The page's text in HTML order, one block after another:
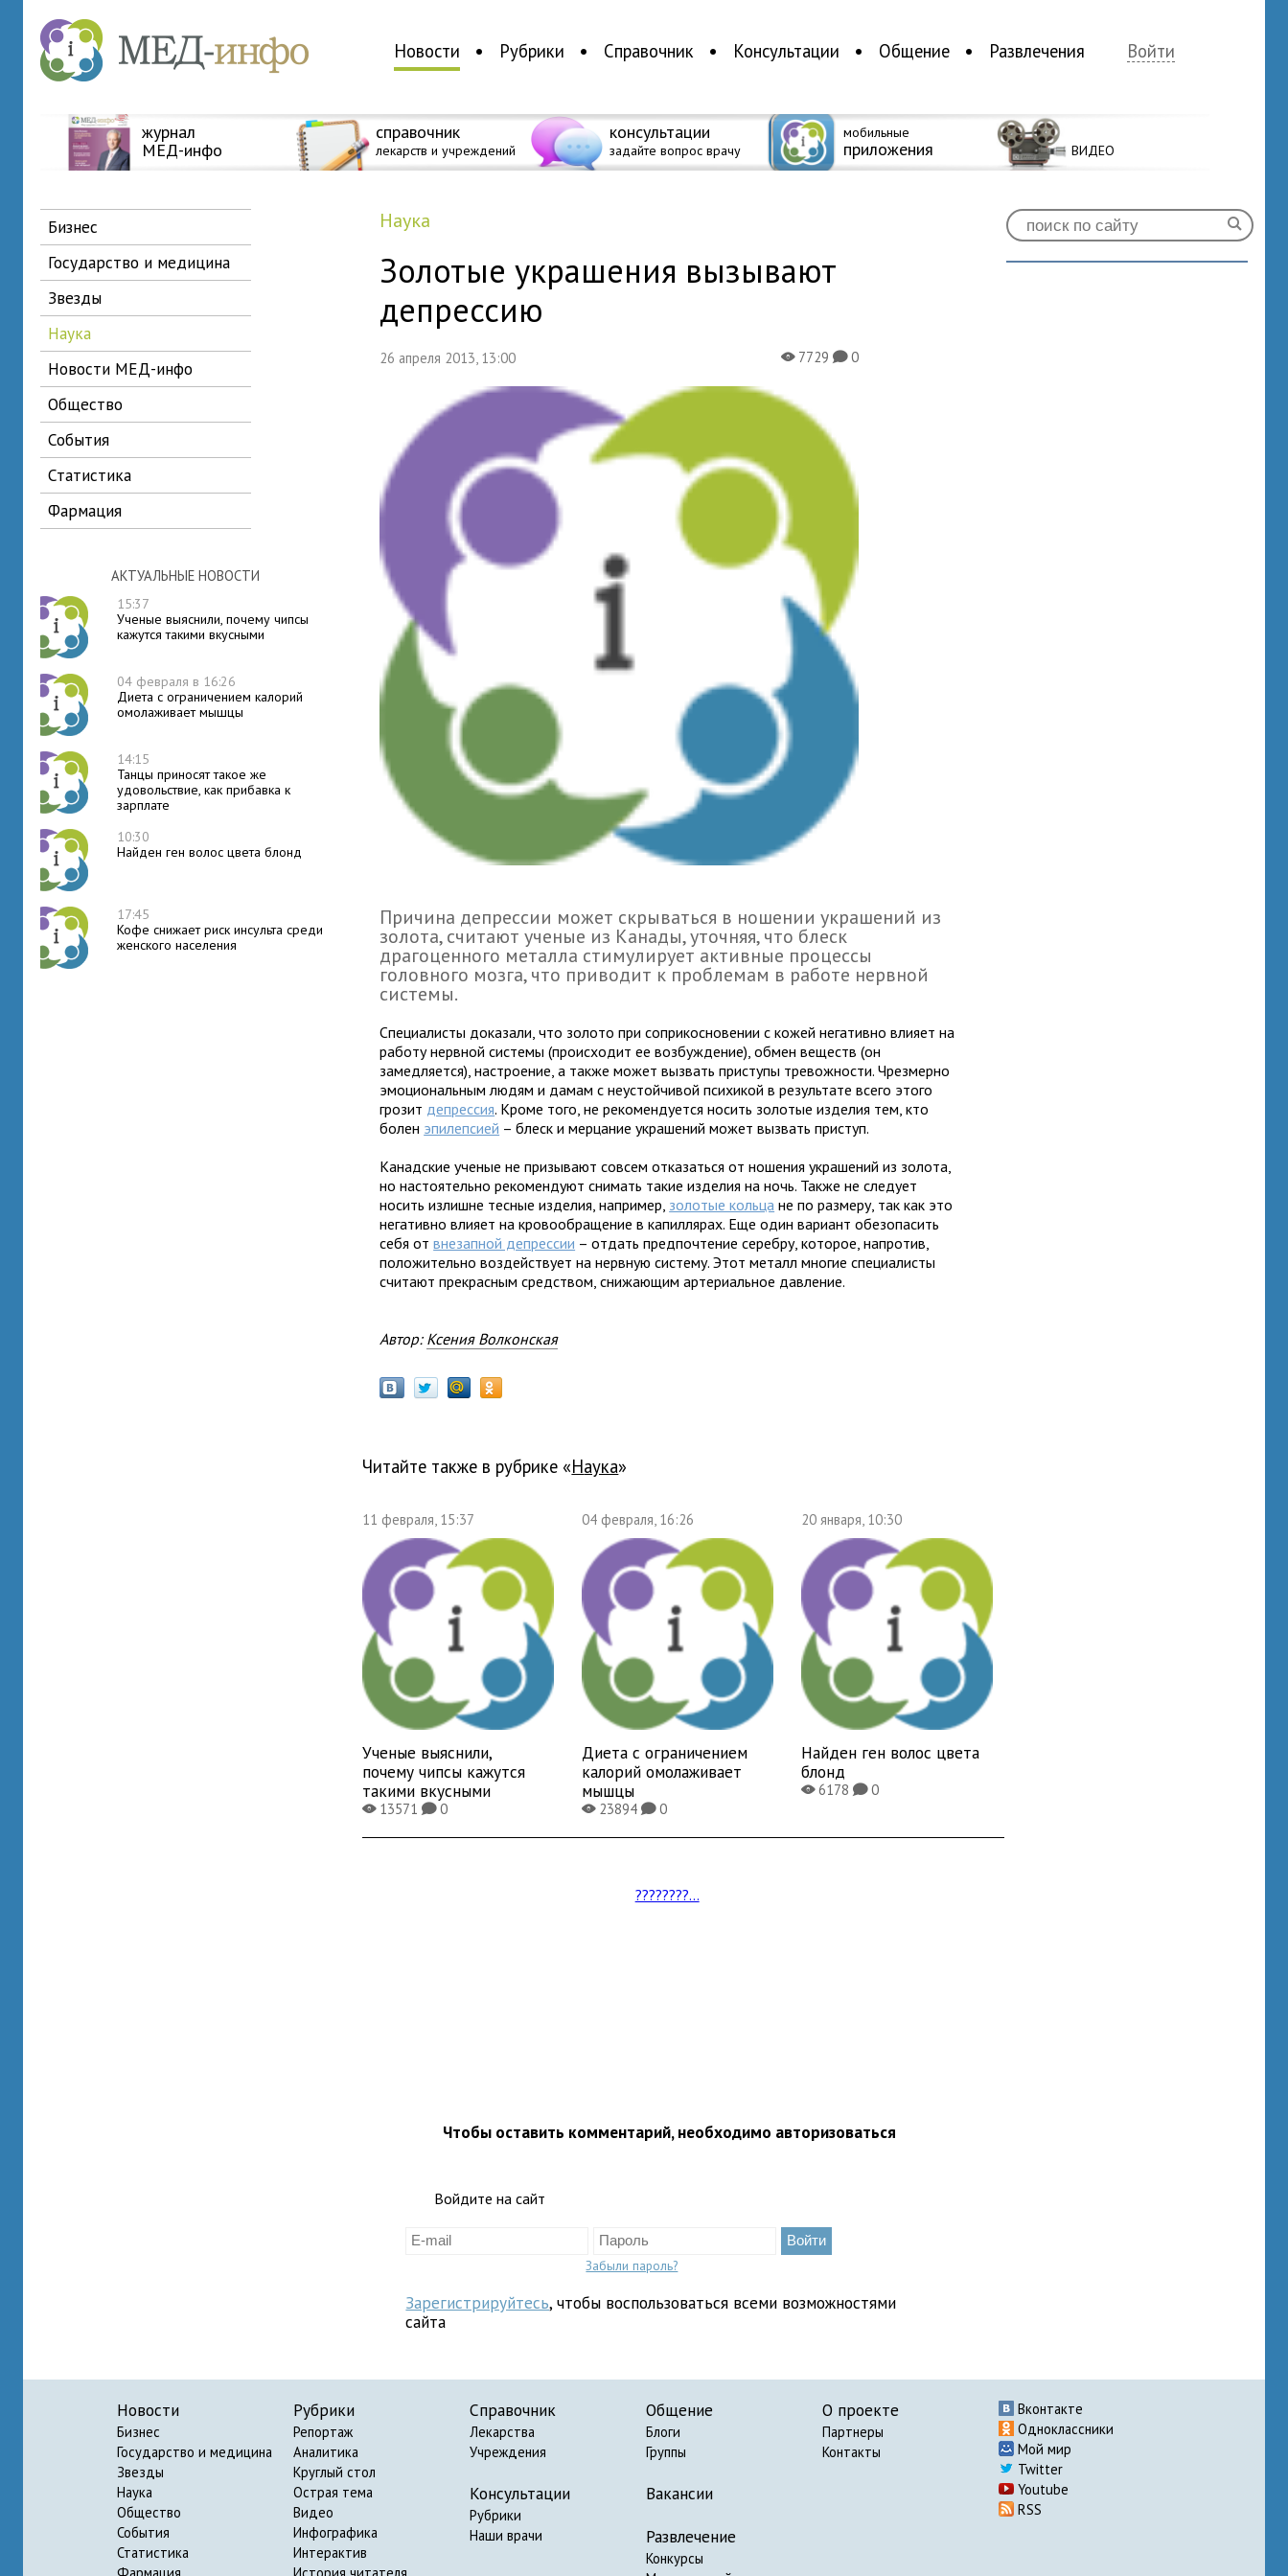
Новости Рубрики Справочник Консультации Общение Развлечения Войти
журнал
МЕД-инфо
справочник
лекарств и учреждений
консультации
задайте вопрос врачу
мобильные
приложения ВИДЕО
бизнес
государство и медицина
звезды
наука
новости МЕД-инфо
общество
события
статистика
фармация
АКТУАЛЬНЫЕ НОВОСТИ
15:37
Ученые выяснили, почему чипсы
кажутся такими вкусными
04 февраля в 16:26
Диета с ограничением калорий
омолаживает мышцы
14:15
Танцы приносят такое же
удовольствие, как прибавка к
зарплате
10:30
Найден ген волос цвета блонд
17:45
Кофе снижает риск инсульта среди
женского населения
наука
Золотые украшения вызывают
депрессию
26 апреля 2013, 13:00 X7729K0
Причина депрессии может скрываться в ношении украшений из
золота, считают ученые из Канады, уточняя, что блеск
драгоценного металла стимулирует активные процессы
головного мозга, что приводит к проблемам в работе нервной
системы.
Специалисты доказали, что золото при соприкосновении с кожей негативно влияет на
работу нервной системы (происходит ее возбуждение), обмен веществ (он
замедляется), настроение, а также может вызвать приступы тревожности. Чрезмерно
эмоциональным людям и дамам с неустойчивой психикой в результате всего этого
грозит депрессия. Кроме того, не рекомендуется носить золотые изделия тем, кто
болен эпилепсией – блеск и мерцание украшений может вызвать приступ.
Канадские ученые не призывают совсем отказаться от ношения украшений из золота,
но настоятельно рекомендуют снимать такие изделия на ночь. Также не следует
носить излишне тесные изделия, например, золотые кольца не по размеру, так как это
негативно влияет на кровообращение в капиллярах. Еще один вариант обезопасить
себя отвнезапной депрессии – отдать предпочтение серебру, которое, напротив,
положительно воздействует на нервную систему. Этот металл многие специалисты
считают прекрасным средством, снижающим артериальное давление.
Автор: Ксения Волконская
Читайте также в рубрике « наука»
11 февраля, 15:37
Ученые выяснили,
почему чипсы кажутся
такими вкусными
X13571K0
04 февраля, 16:26
Диета с ограничением
калорий омолаживает
мышцы
X23894K0
20 января, 10:30
Найден ген волос цвета
блонд
X6178K0
????????...
Чтобы оставить комментарий, необходимо авторизоваться
Войдите на сайт
Забыли пароль?
Зарегистрируйтесь, чтобы воспользоваться всеми возможностями
сайта
Новости
Бизнес
Государство и медицина
Звезды
Наука
Общество
События
Статистика
Рубрики
Репортаж
Аналитика
Круглый стол
Острая тема
Видео
Инфографика
Интерактив
Справочник
Лекарства
Учреждения
Консультации
Рубрики
Наши врачи
Общение
Блоги
Группы
Вакансии
Развлечение
Конкурсы
О проекте
Партнеры
Контакты
Вконтакте
Одноклассники
Мой мир
Twitter
Youtube
RSS